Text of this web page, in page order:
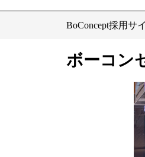
BoConcept採用サ
ボーコン